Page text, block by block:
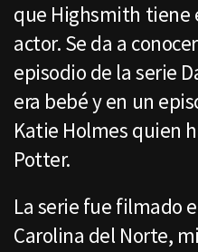
que Highsmith tiene
actor. Se da a
episodio de la serie
era bebé y en un
Katie Holmes quien
Potter.
La serie fue filmado
Carolina del Norte,